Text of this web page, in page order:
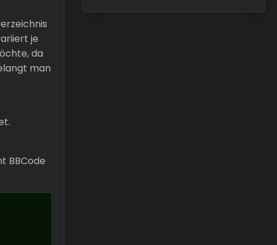
je
da
man
BBCode